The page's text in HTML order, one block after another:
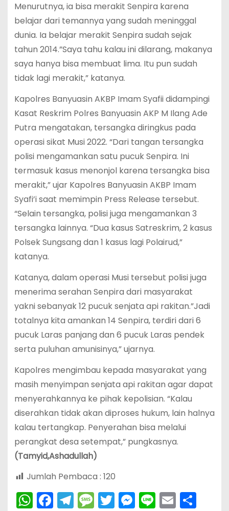
Menurutnya, ia bisa merakit Senpira karena
belajar dari temannya yang sudah meninggal
dunia. Ia belajar merakit Senpira sudah sejak
tahun 2014.”Saya tahu kalau ini dilarang, makanya
saya hanya bisa membuat lima. Itu pun sudah
tidak lagi merakit,” katanya.
Kapolres Banyuasin AKBP Imam Syafii didampingi
Kasat Reskrim Polres Banyuasin AKP M Ilang Ade
Putra mengatakan, tersangka diringkus pada
operasi sikat Musi 2022. “Dari tangan tersangka
polisi mengamankan satu pucuk Senpira. Ini
termasuk kasus menonjol karena tersangka bisa
merakit,” ujar Kapolres Banyuasin AKBP Imam
Syafi’i saat memimpin Press Release tersebut.
“Selain tersangka, polisi juga mengamankan 3
tersangka lainnya. “Dua kasus Satreskrim, 2 kasus
Polsek Sungsang dan 1 kasus lagi Polairud,”
katanya.
Katanya, dalam operasi Musi tersebut polisi juga
menerima serahan Senpira dari masyarakat
yakni sebanyak 12 pucuk senjata api rakitan.”Jadi
totalnya kita amankan 14 Senpira, terdiri dari 6
pucuk Laras panjang dan 6 pucuk Laras pendek
serta puluhan amunisinya,” ujarnya.
Kapolres mengimbau kepada masyarakat yang
masih menyimpan senjata api rakitan agar dapat
menyerahkannya ke pihak kepolisian. “Kalau
diserahkan tidak akan diproses hukum, lain halnya
kalau tertangkap. Penyerahan bisa melalui
perangkat desa setempat,” pungkasnya.
(Tamyid,Ashadullah)
Jumlah Pembaca : 120
W F T M T M Li E S